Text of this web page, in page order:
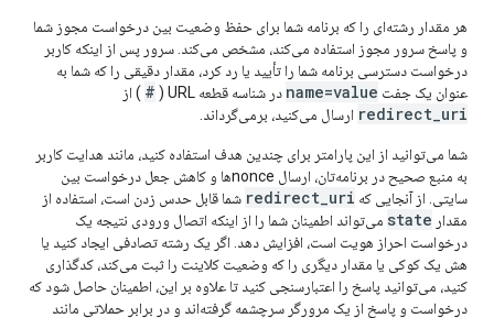
هر مقدار رشته‌ای را که برنامه شما برای حفظ وضعیت بین درخواست مجوز شما
و پاسخ سرور مجوز استفاده می‌کند، مشخص می‌کند. سرور پس از اینکه کاربر
درخواست دسترسی برنامه شما را تأیید یا رد کرد، مقدار دقیقی را که شما به
عنوان یک جفت name=value در شناسه قطعه URL ( # ) از
redirect_uri ارسال می‌کنید، برمی‌گرداند.
شما می‌توانید از این پارامتر برای چندین هدف استفاده کنید، مانند هدایت کاربر
به منبع صحیح در برنامه‌تان، ارسال nonceها و کاهش جعل درخواست بین
سایتی. از آنجایی که redirect_uri شما قابل حدس زدن است، استفاده از
مقدار state می‌تواند اطمینان شما را از اینکه اتصال ورودی نتیجه یک
درخواست احراز هویت است، افزایش دهد. اگر یک رشته تصادفی ایجاد کنید یا
هش یک کوکی یا مقدار دیگری را که وضعیت کلاینت را ثبت می‌کند، کدگذاری
کنید، می‌توانید پاسخ را اعتبارسنجی کنید تا علاوه بر این، اطمینان حاصل شود که
درخواست و پاسخ از یک مرورگر سرچشمه گرفته‌اند و در برابر حملاتی مانند